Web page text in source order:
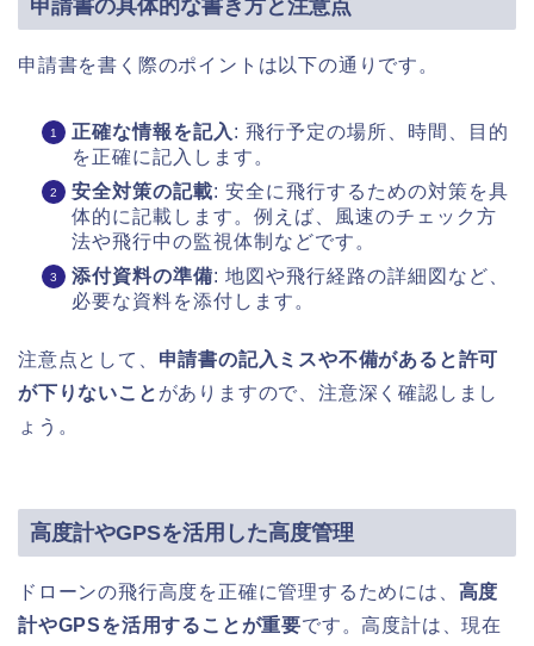
申請書の具体的な書き方と注意点
申請書を書く際のポイントは以下の通りです。
正確な情報を記入 : 飛行予定の場所、時間、目的
を正確に記入します。
安全対策の記載: 安全に飛行するための対策を具
体的に記載します。例えば、風速のチェック方
法や飛行中の監視体制などです。
添付資料の準備: 地図や飛行経路の詳細図など、
必要な資料を添付します。
注意点として、 申請書の記入ミスや不備があると許可
が下りないこと がありますので、注意深く確認しまし
ょう。
高度計やGPSを活用した高度管理
ドローンの飛行高度を正確に管理するためには、 高度
計やGPSを活用することが重要です。高度計は、現在